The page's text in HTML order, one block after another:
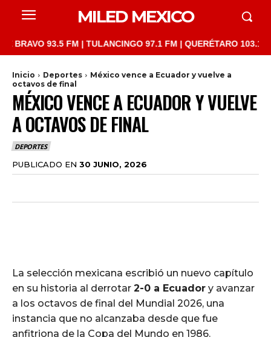
MILED MEXICO
93.5 FM | TULANCINGO 97.1 FM | QUERÉTARO 103.1 FM |
Inicio Deportes
México vence a Ecuador y vuelve a
octavos de final
MÉXICO VENCE A ECUADOR Y VUELVE
A OCTAVOS DE FINAL
DEPORTES
PUBLICADO EN 30 JUNIO, 2026
La selección mexicana escribió un nuevo capítulo
en su historia al derrotar 2-0 a Ecuador y avanzar
a los octavos de final del Mundial 2026, una
instancia que no alcanzaba desde que fue
anfitriona de la Copa del Mundo en 1986.